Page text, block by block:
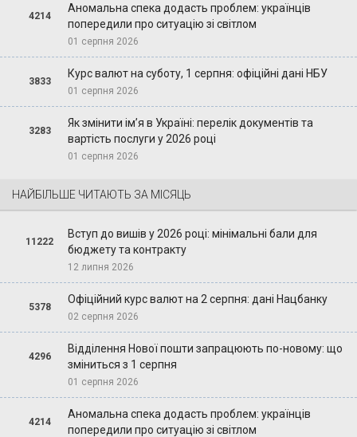
4214
Аномальна спека додасть проблем: українців
попередили про ситуацію зі світлом
01 серпня 2026
3833
Курс валют на суботу, 1 серпня: офіційні дані НБУ
01 серпня 2026
3283
Як змінити ім’я в Україні: перелік документів та
вартість послуги у 2026 році
01 серпня 2026
НАЙБІЛЬШЕ ЧИТАЮТЬ ЗА МІСЯЦЬ
11222
Вступ до вишів у 2026 році: мінімальні бали для
бюджету та контракту
12 липня 2026
5378
Офіційний курс валют на 2 серпня: дані Нацбанку
02 серпня 2026
4296
Відділення Нової пошти запрацюють по-новому: що
зміниться з 1 серпня
01 серпня 2026
4214
Аномальна спека додасть проблем: українців
попередили про ситуацію зі світлом